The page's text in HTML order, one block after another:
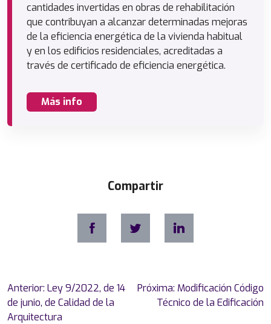
cantidades invertidas en obras de rehabilitación
que contribuyan a alcanzar determinadas mejoras
de la eficiencia energética de la vivienda habitual
y en los edificios residenciales, acreditadas a
través de certificado de eficiencia energética.
Más info
Compartir
Navegación
de
entradas
Anterior: Ley 9/2022, de 14
de junio, de Calidad de la
Arquitectura
Próxima: Modificación Código
Técnico de la Edificación